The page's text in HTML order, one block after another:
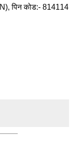
पिन कोड:- 814114